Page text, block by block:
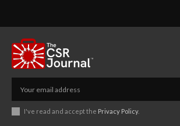
I've read and accept the Privacy Policy.